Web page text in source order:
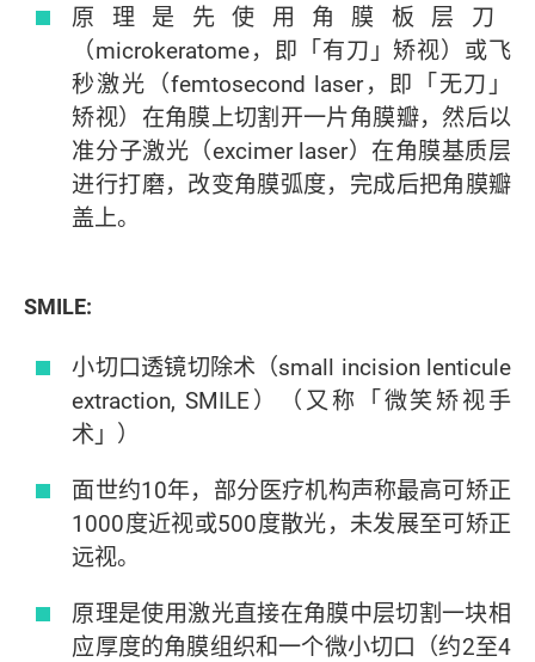
原理是先使用角膜板层刀
（microkeratome，即「有刀」矫视）或飞
秒激光（femtosecond laser，即「无刀」
矫视）在角膜上切割开一片角膜瓣，然后以
准分子激光（excimer laser）在角膜基质层
进行打磨，改变角膜弧度，完成后把角膜瓣
盖上。
SMILE:
小切口透镜切除术（small incision lenticule
extraction, SMILE）（又称「微笑矫视手
术」）
面世约10年，部分医疗机构声称最高可矫正
1000度近视或500度散光，未发展至可矫正
远视。
原理是使用激光直接在角膜中层切割一块相
应厚度的角膜组织和一个微小切口（约2至4